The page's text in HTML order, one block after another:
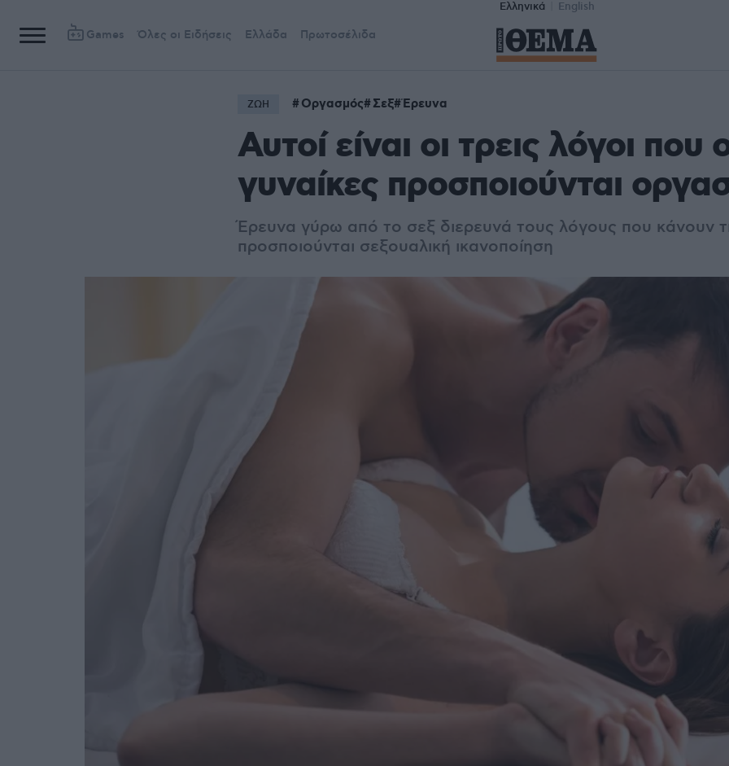
Ελληνικά English
Games Όλες οι Ειδήσεις Ελλάδα Πρωτοσέλιδα
ΖΩΗ Οργασμός Σεξ Έρευνα
Αυτοί είναι οι τρεις λόγοι που
γυναίκες προσποιούνται
Έρευνα γύρω από το σεξ διερευνά τους λόγους που κάνουν
προσποιούνται σεξουαλική ικανοποίηση